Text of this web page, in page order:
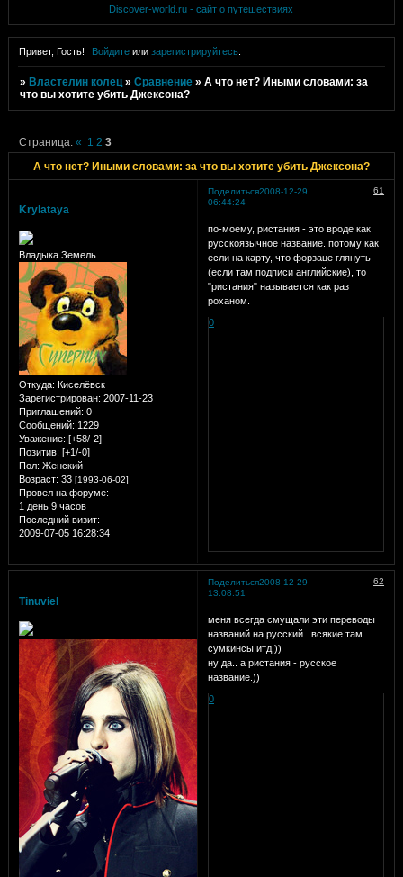
Discover-world.ru - сайт о путешествиях
Привет, Гость! Войдите илизарегистрируйтесь
» Властелин колец »Сравнение »А что нет? Иными словами: за
что вы хотите убить Джексона?
А что нет? Иными словами: за что вы хотите убить Джексона?
Страница:« 1 2 3
Поделиться 61
2008-12-29
06:44:24
Krylataya
Владыка Земель
Откуда: Киселёвск
Зарегистрирован: 2007-11-23
Приглашений: 0
Сообщений: 1229
Уважение: [+58/-2]
Позитив: [+1/-0]
Пол: Женский
Возраст: 33 [1993-06-02]
Провел на форуме:
1 день 9 часов
Последний визит:
2009-07-05 16:28:34
по-моему, ристания - это вроде как
русскоязычное название. потому как
если на карту, что форзаце глянуть
(если там подписи английские), то
"ристания" называется как раз
роханом.
0
Поделиться 62
2008-12-29
13:08:51
Tinuviel
меня всегда смущали эти переводы
названий на русский.. всякие там
сумкинсы итд.))
ну да.. а ристания - русское
название.))
0